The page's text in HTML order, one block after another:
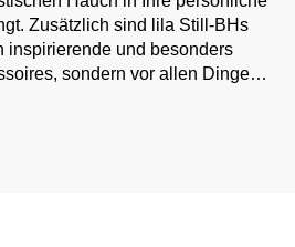
Zusätzlich sind lila Still-BHs
inspirierende und besonders
sondern vor allen Dingen
zu stillen. Wenn auch Sie Ihren